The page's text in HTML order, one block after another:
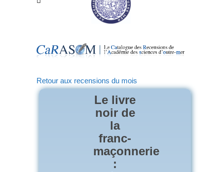
Retour aux recensions du mois
Le livre
noir de
la
franc-
maçonnerie
: